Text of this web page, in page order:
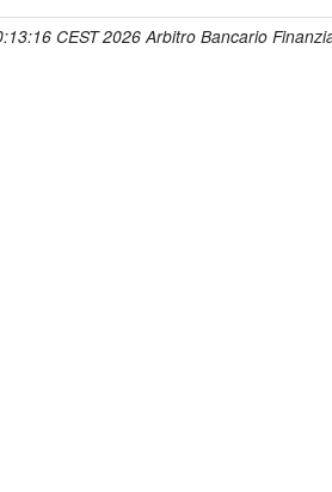
CEST 2026 Arbitro Bancario